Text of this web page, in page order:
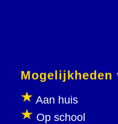
Mogelijkheden
Aan huis
Op school